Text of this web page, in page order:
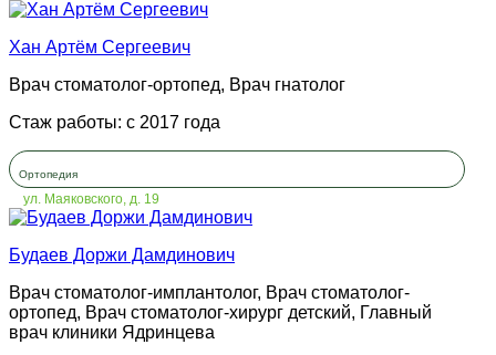
Хан Артём Сергеевич
Врач стоматолог-ортопед, Врач гнатолог
Стаж работы: с 2017 года
Ортопедия
ул. Маяковского, д. 19
Будаев Доржи Дамдинович
Врач стоматолог-имплантолог, Врач стоматолог-
ортопед, Врач стоматолог-хирург детский, Главный
врач клиники Ядринцева